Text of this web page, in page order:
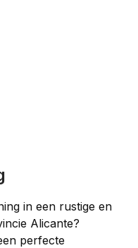
in een rustige en
Alicante?
perfecte